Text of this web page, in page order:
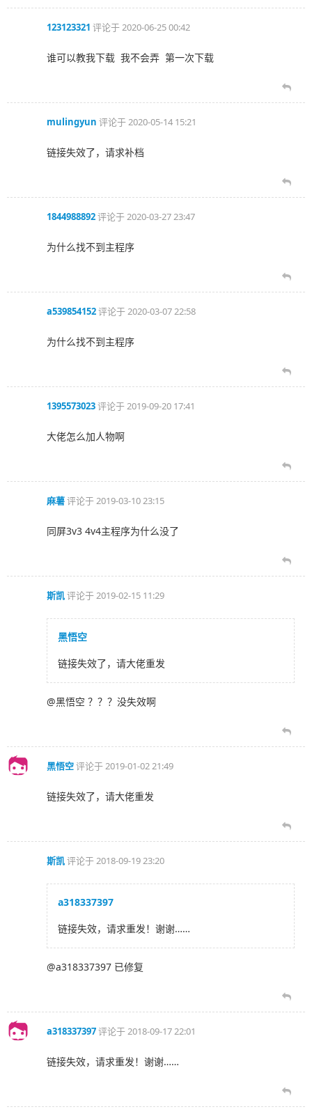
123123321 评论于2020-06-25 00:42
谁可以教我下载 我不会弄 第一次下载
mulingyun 评论于2020-05-14 15:21
链接失效了，请求补档
1844988892评论于2020-03-27 23:47
为什么找不到主程序
a539854152评论于2020-03-07 22:58
为什么找不到主程序
1395573023评论于2019-09-20 17:41
大佬怎么加人物啊
麻薯评论于2019-03-10 23:15
同屏3v3 4v4主程序为什么没了
斯凯评论于2019-02-15 11:29
黑悟空
链接失效了，请大佬重发
@黑悟空 ？？？没失效啊
黑悟空评论于2019-01-02 21:49
链接失效了，请大佬重发
斯凯评论于2018-09-19 23:20
a318337397
链接失效，请求重发！谢谢……
@a318337397 已修复
a318337397评论于2018-09-17 22:01
链接失效，请求重发！谢谢……